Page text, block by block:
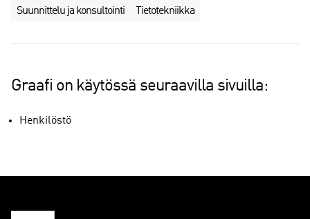
Suunnittelu ja konsultointi Tietotekniikka
Graafi on käytössä seuraavilla sivuilla:
Henkilöstö